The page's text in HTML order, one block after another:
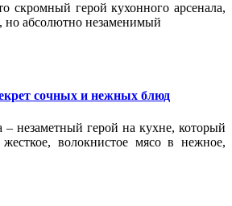
скромный герой кухонного арсенала,
но абсолютно незаменимый
сочных и нежных блюд
– незаметный герой на кухне, который
жесткое, волокнистое мясо в нежное,